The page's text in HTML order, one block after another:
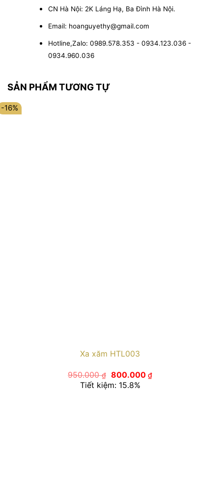
CN Hà Nội: 2K Láng Hạ, Ba Đình Hà Nội.
Email: hoanguyethy@gmail.com
Hotline,Zalo: 0989.578.353 - 0934.123.036 -
0934.960.036
SẢN PHẨM TƯƠNG TỰ
-16%
Xa xăm HTL003
950.000₫ Giá
gốc
là:
800.000 ₫Giá
hiện
Tiết kiệm: 15.8%